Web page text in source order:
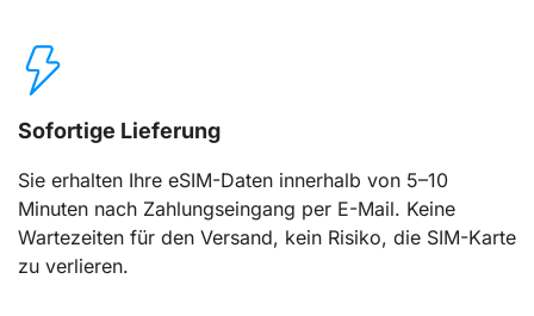
Sofortige Lieferung
Sie erhalten Ihre eSIM-Daten innerhalb von 5–10
Minuten nach Zahlungseingang per E-Mail. Keine
Wartezeiten für den Versand, kein Risiko, die SIM-Karte
zu verlieren.